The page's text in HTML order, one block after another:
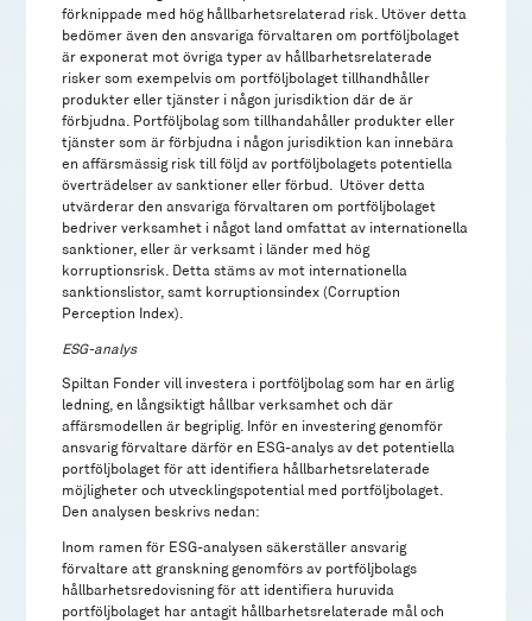
förknippade med hög hållbarhetsrelaterad risk. Utöver detta
bedömer även den ansvariga förvaltaren om portföljbolaget
är exponerat mot övriga typer av hållbarhetsrelaterade
risker som exempelvis om portföljbolaget tillhandhåller
produkter eller tjänster i någon jurisdiktion där de är
förbjudna. Portföljbolag som tillhandahåller produkter eller
tjänster som är förbjudna i någon jurisdiktion kan innebära
en affärsmässig risk till följd av portföljbolagets potentiella
överträdelser av sanktioner eller förbud. Utöver detta
utvärderar den ansvariga förvaltaren om portföljbolaget
bedriver verksamhet i något land omfattat av internationella
sanktioner, eller är verksamt i länder med hög
korruptionsrisk. Detta stäms av mot internationella
sanktionslistor, samt korruptionsindex (Corruption
Perception Index).
ESG-analys
Spiltan Fonder vill investera i portföljbolag som har en ärlig
ledning, en långsiktigt hållbar verksamhet och där
affärsmodellen är begriplig. Inför en investering genomför
ansvarig förvaltare därför en ESG-analys av det potentiella
portföljbolaget för att identifiera hållbarhetsrelaterade
möjligheter och utvecklingspotential med portföljbolaget.
Den analysen beskrivs nedan:
Inom ramen för ESG-analysen säkerställer ansvarig
förvaltare att granskning genomförs av portföljbolags
hållbarhetsredovisning för att identifiera huruvida
portföljbolaget har antagit hållbarhetsrelaterade mål och